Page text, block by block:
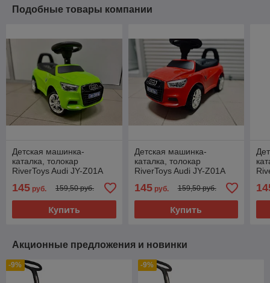
Подобные товары компании
Детская машинка-
каталка, толокар
RiverToys Audi JY-Z01A
145 руб. 159,50 руб.
Купить
Детская машинка-
каталка, толокар
RiverToys Audi JY-Z01A
145руб. 159,50 руб.
Купить
Акционные предложения и новинки
-9% -9%